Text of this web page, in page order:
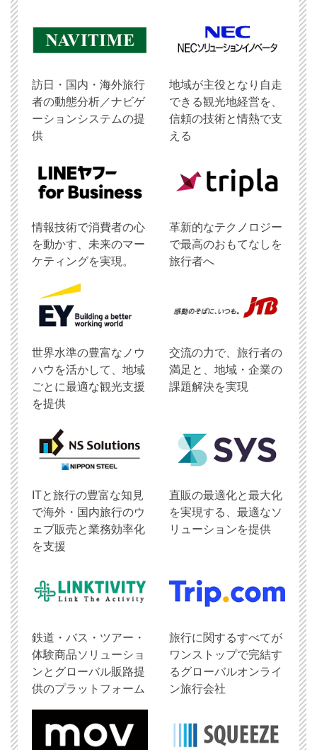
訪日・国内・海外旅行
者の動態分析／ナビゲ
ーションシステムの提
供
地域が主役となり自走
できる観光地経営を、
信頼の技術と情熱で支
える
情報技術で消費者の心
を動かす、未来のマー
ケティングを実現。
革新的なテクノロジー
で最高のおもてなしを
旅行者へ
世界水準の豊富なノウ
ハウを活かして、地域
ごとに最適な観光支援
を提供
交流の力で、旅行者の
満足と、地域・企業の
課題解決を実現
ITと旅行の豊富な知見
で海外・国内旅行のウ
ェブ販売と業務効率化
を支援
直販の最適化と最大化
を実現する、最適なソ
リューションを提供
鉄道・バス・ツアー・
体験商品ソリューショ
ンとグローバル販路提
供のプラットフォーム
旅行に関するすべてが
ワンストップで完結す
るグローバルオンライ
ン旅行会社